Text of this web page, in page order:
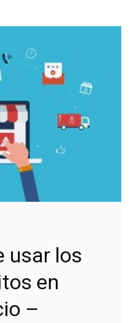
usar los
en
–